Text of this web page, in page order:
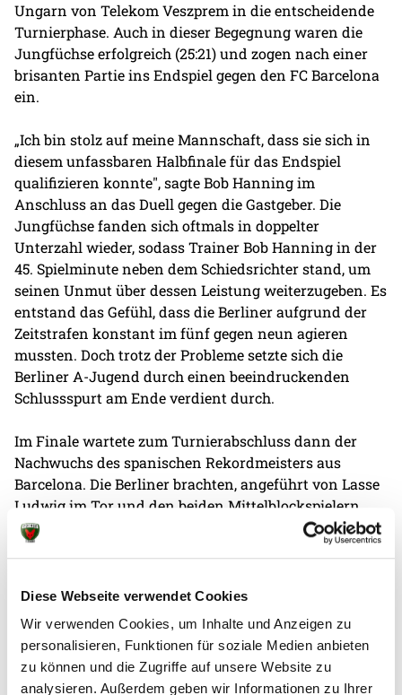
Diese Webseite verwendet Cookies
Wir verwenden Cookies, um Inhalte und Anzeigen zu
personalisieren, Funktionen für soziale Medien anbieten
zu können und die Zugriffe auf unsere Website zu
analysieren. Außerdem geben wir Informationen zu Ihrer
Ungarn von Telekom Veszprem in die entscheidende
Turnierphase. Auch in dieser Begegnung waren die
Jungfüchse erfolgreich (25:21) und zogen nach einer
brisanten Partie ins Endspiel gegen den FC Barcelona
ein.
„Ich bin stolz auf meine Mannschaft, dass sie sich in
diesem unfassbaren Halbfinale für das Endspiel
qualifizieren konnte", sagte Bob Hanning im
Anschluss an das Duell gegen die Gastgeber. Die
Jungfüchse fanden sich oftmals in doppelter
Unterzahl wieder, sodass Trainer Bob Hanning in der
45. Spielminute neben dem Schiedsrichter stand, um
seinen Unmut über dessen Leistung weiterzugeben. Es
entstand das Gefühl, dass die Berliner aufgrund der
Zeitstrafen konstant im fünf gegen neun agieren
mussten. Doch trotz der Probleme setzte sich die
Berliner A-Jugend durch einen beeindruckenden
Schlussspurt am Ende verdient durch.
Im Finale wartete zum Turnierabschluss dann der
Nachwuchs des spanischen Rekordmeisters aus
Barcelona. Die Berliner brachten, angeführt von Lasse
Ludwig im Tor und den beiden Mittelblockspielern
Robin Heinis und Matthes Langhoff, einen starken
Defensivverbund auf die Platte. Dort legten die
deutlichen 30:22-Finalsieg.
Co-Trainer Fabian Lüdke blickt noch auf weitere
wichtige Faktoren: „Nach einer Pausenführung von
zwei Toren, haben wir im zweiten Durchgang